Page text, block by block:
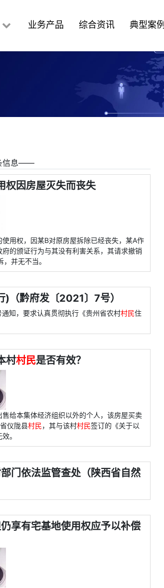
业务产品 综合资讯 典型案例
信息――
权因房屋灭失而丧失
用权，因某B对原房屋拆除已经丧失，某A作
的颁证行为与其没有利害关系，其请求撤销
并无不当。
（黔府发〔2021〕7号）
知，要求认真贯彻执行《贵州省农村村民住
村村民是否有效？
给本集体经济组织以外的个人，该房屋买卖
仪陇县村民，其与该村村民签订的《关于以
。
门依法监管查处（陕西省自然
享有宅基地使用权应予以补偿